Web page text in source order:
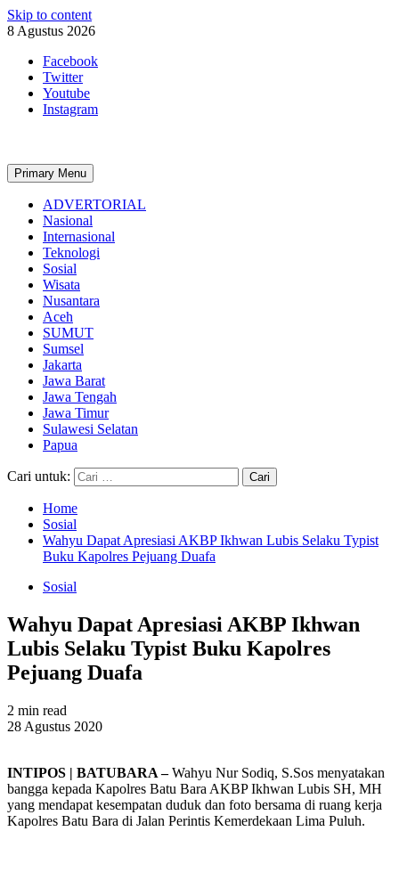
Skip to content
8 Agustus 2026
Facebook
Twitter
Youtube
Instagram
Primary Menu
ADVERTORIAL
Nasional
Internasional
Teknologi
Sosial
Wisata
Nusantara
Aceh
SUMUT
Sumsel
Jakarta
Jawa Barat
Jawa Tengah
Jawa Timur
Sulawesi Selatan
Papua
Cari untuk:
Home
Sosial
Wahyu Dapat Apresiasi AKBP Ikhwan Lubis Selaku Typist
Buku Kapolres Pejuang Duafa
Sosial
Wahyu Dapat Apresiasi AKBP Ikhwan
Lubis Selaku Typist Buku Kapolres
Pejuang Duafa
2 min read
28 Agustus 2020
INTIPOS | BATUBARA –Wahyu Nur Sodiq, S.Sos menyatakan
bangga kepada Kapolres Batu Bara AKBP Ikhwan Lubis SH, MH
yang mendapat kesempatan duduk dan foto bersama di ruang kerja
Kapolres Batu Bara di Jalan Perintis Kemerdekaan Lima Puluh.